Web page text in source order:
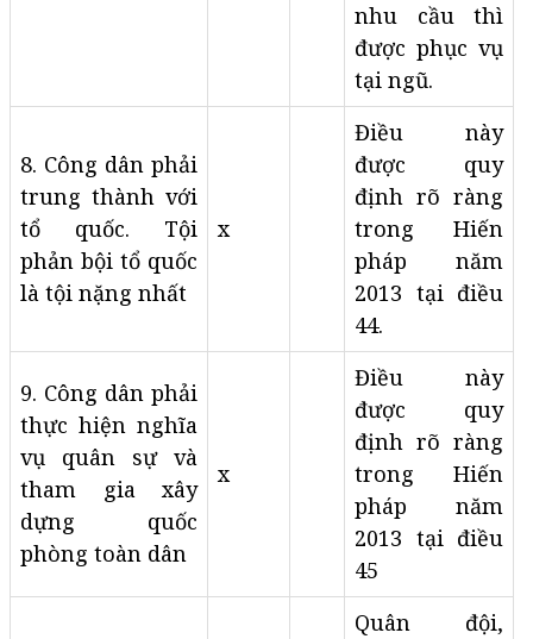
nhu cầu thì
được phục vụ
tại ngũ.
8. Công dân phải
trung thành với
tổ quốc. Tội
phản bội tổ quốc
là tội nặng nhất
x
Điều này
được quy
định rõ ràng
trong Hiến
pháp năm
2013 tại điều
44.
9. Công dân phải
thực hiện nghĩa
vụ quân sự và
tham gia xây
dựng quốc
phòng toàn dân
x
Điều này
được quy
định rõ ràng
trong Hiến
pháp năm
2013 tại điều
45
Quân đội,